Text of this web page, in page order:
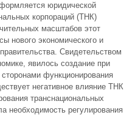
юридической
корпораций (ТНК)
масштабов этот
нового экономического и
Свидетельством
явилось создание при
функционирования
негативное влияние ТНК
транснациональных
необходимость регулирования